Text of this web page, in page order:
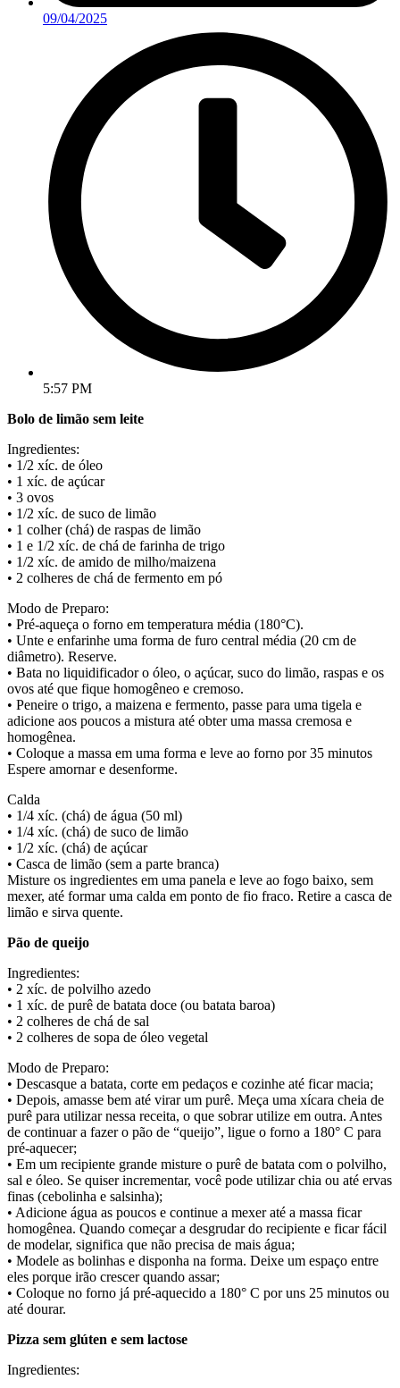
09/04/2025
5:57 PM
Bolo de limão sem leite
Ingredientes:
• 1/2 xíc. de óleo
• 1 xíc. de açúcar
• 3 ovos
• 1/2 xíc. de suco de limão
• 1 colher (chá) de raspas de limão
• 1 e 1/2 xíc. de chá de farinha de trigo
• 1/2 xíc. de amido de milho/maizena
• 2 colheres de chá de fermento em pó
Modo de Preparo:
• Pré-aqueça o forno em temperatura média (180°C).
• Unte e enfarinhe uma forma de furo central média (20 cm de
diâmetro). Reserve.
• Bata no liquidificador o óleo, o açúcar, suco do limão, raspas e os
ovos até que fique homogêneo e cremoso.
• Peneire o trigo, a maizena e fermento, passe para uma tigela e
adicione aos poucos a mistura até obter uma massa cremosa e
homogênea.
• Coloque a massa em uma forma e leve ao forno por 35 minutos
Espere amornar e desenforme.
Calda
• 1/4 xíc. (chá) de água (50 ml)
• 1/4 xíc. (chá) de suco de limão
• 1/2 xíc. (chá) de açúcar
• Casca de limão (sem a parte branca)
Misture os ingredientes em uma panela e leve ao fogo baixo, sem
mexer, até formar uma calda em ponto de fio fraco. Retire a casca de
limão e sirva quente.
Pão de queijo
Ingredientes:
• 2 xíc. de polvilho azedo
• 1 xíc. de purê de batata doce (ou batata baroa)
• 2 colheres de chá de sal
• 2 colheres de sopa de óleo vegetal
Modo de Preparo:
• Descasque a batata, corte em pedaços e cozinhe até ficar macia;
• Depois, amasse bem até virar um purê. Meça uma xícara cheia de
purê para utilizar nessa receita, o que sobrar utilize em outra. Antes
de continuar a fazer o pão de “queijo”, ligue o forno a 180° C para
pré-aquecer;
• Em um recipiente grande misture o purê de batata com o polvilho,
sal e óleo. Se quiser incrementar, você pode utilizar chia ou até ervas
finas (cebolinha e salsinha);
• Adicione água as poucos e continue a mexer até a massa ficar
homogênea. Quando começar a desgrudar do recipiente e ficar fácil
de modelar, significa que não precisa de mais água;
• Modele as bolinhas e disponha na forma. Deixe um espaço entre
eles porque irão crescer quando assar;
• Coloque no forno já pré-aquecido a 180° C por uns 25 minutos ou
até dourar.
Pizza sem glúten e sem lactose
Ingredientes: